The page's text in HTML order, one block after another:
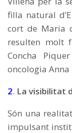
filla natural
cort de Maria
resulten molt
Concha
oncologia Anna
2. La visibilitat
Són una
impulsant